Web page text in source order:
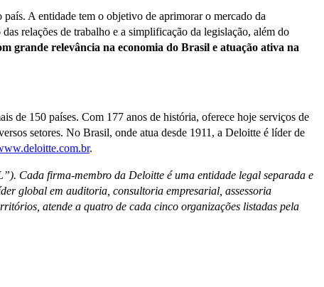
A entidade tem o objetivo de aprimorar o mercado da
relações de trabalho e a simplificação da legislação, além do
grande relevância na economia do Brasil e atuação ativa na
de 150 países. Com 177 anos de história, oferece hoje serviços de
setores. No Brasil, onde atua desde 1911, a Deloitte é líder de
.
Cada firma-membro da Deloitte é uma entidade legal separada e
global em auditoria, consultoria empresarial, assessoria
atende a quatro de cada cinco organizações listadas pela